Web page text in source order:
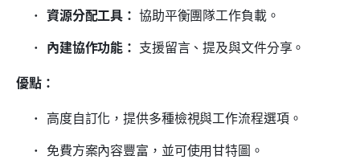
資源分配工具： 協助平衡團隊工作負載。
內建協作功能： 支援留言、提及與文件分享。
優點：
高度自訂化，提供多種檢視與工作流程選項。
免費方案內容豐富，並可使用甘特圖。